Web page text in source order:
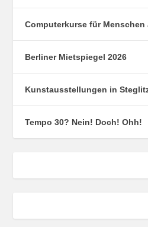
Computerkurse für Menschen
Berliner Mietspiegel 2026
Kunstausstellungen in
Tempo 30? Nein! Doch! Ohh!